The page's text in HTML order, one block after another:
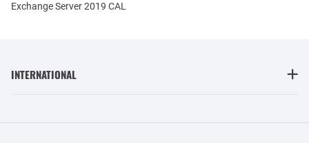
Exchange Server 2019 CAL
INTERNATIONAL